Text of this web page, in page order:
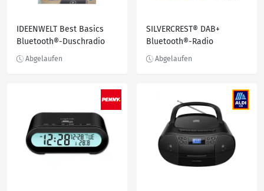
IDEENWELT Best Basics
Bluetooth®-Duschradio
SILVERCREST® DAB+
Bluetooth®-Radio